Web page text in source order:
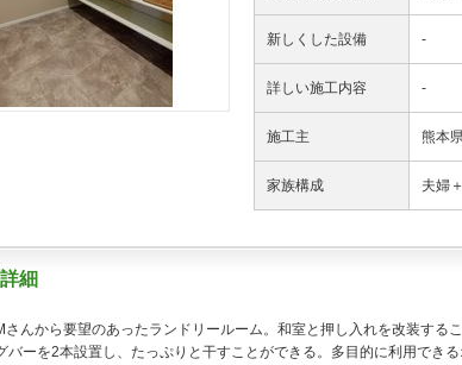
新しくした設備 -
詳しい施工内容 -
施工主 熊本
家族構成 夫婦
細
さんから要望のあったランドリールーム。和室と押し入れを改装する
バーを2本設置し、たっぷりと干すことができる。多目的に利用でき